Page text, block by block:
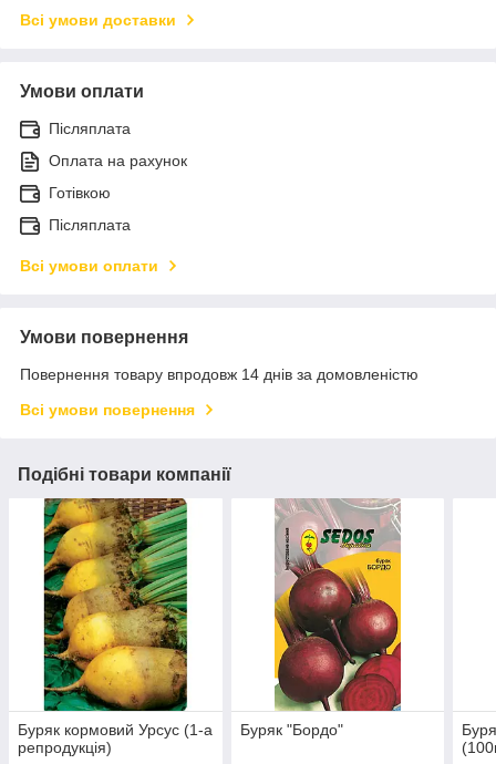
Всі умови доставки
Умови оплати
Післяплата
Оплата на рахунок
Готівкою
Післяплата
Всі умови оплати
Умови повернення
Повернення товару впродовж 14 днів за домовленістю
Всі умови повернення
Подібні товари компанії
Буряк кормовий Урсус (1-а
репродукція)
Буряк "Бордо"